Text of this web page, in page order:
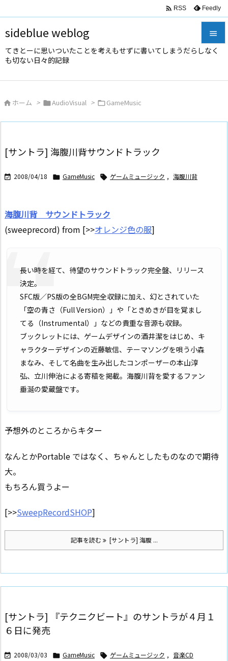
sideblue weblog
てきとーに思いついたことを考えもせずに書いてしまうだらしなく
も切ない日々的記録



 RSS Feedly
 ホーム > AudioVisual > GameMusic
[サントラ] 海腹川背サウンドトラック
 2008/04/18  GameMusic  ゲームミュージック , 海腹川背
海腹川背 サウンドトラック
(sweeprecord) from [>>オレンジ色の服]
長い時を経て、待望のサウンドトラック完全盤、リリース
決定。
SFC版／PS版の全BGM完全収録に加え、幻とされていた
「空の青さ（Full Version）」や「ときめきが目を覚まし
てる（Instrumental）」などの貴重な音源も収録。
ブックレットには、ゲームデザインの酒井潔をはじめ、キ
ャラクターデザインの近藤敏信、テーマソングを唄う小森
まなみ、そして名曲を生み出したコンポーザーの本山淳
弘、立川伸治による寄稿を掲載。海腹川背を愛するファン
垂涎の愛蔵盤です。
予想外のところからキター
なんとかPortable ではなく、ちゃんとしたものなので期待
大。
もちろん買うよー
[>>SweepRecordSHOP]
記事を読む [サントラ] 海腹 ...
[サントラ] 『テクニクビート』のサントラが４月１
６日に発売
 2008/03/03  GameMusic  ゲームミュージック , 音楽CD